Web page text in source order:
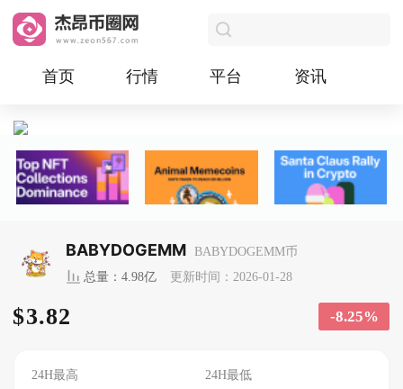
首页 行情 平台 资讯
BABYDOGEMM
BABYDOGEMM币
总量：4.98亿
更新时间：2026-01-28
$3.82 -8.25%
24H最高 24H最低